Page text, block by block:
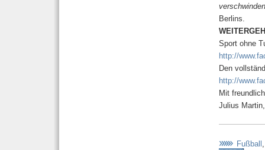
Berlins.
Sport ohne
http://
Den
http://
Mit
Julius
Fußball